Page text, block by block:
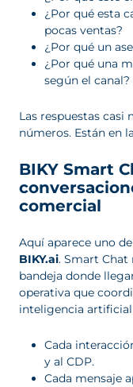
¿Por qué esta
pocas ventas?
¿Por qué un
¿Por qué una
según el canal?
Las respuestas casi
números. Están en
BIKY Smart
comercial
Aquí aparece uno
BIKY.ai. Smart
bandeja donde
operativa que
inteligencia
Cada
y al CDP.
Cada mensaje